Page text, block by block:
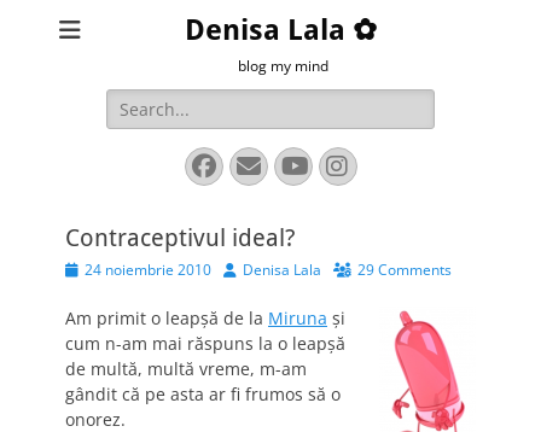
Denisa Lala ✿
blog my mind
Search
for:
Facebook
EmailYouTube
Instagram
Contraceptivul ideal?
Posted
24 noiembrie 2010 AuthorDenisa Lala 29 Comments
Am primit o leapșă de la Miruna și
cum n-am mai răspuns la o leapșă
de multă, multă vreme, m-am
gândit că pe asta ar fi frumos să o
onorez.